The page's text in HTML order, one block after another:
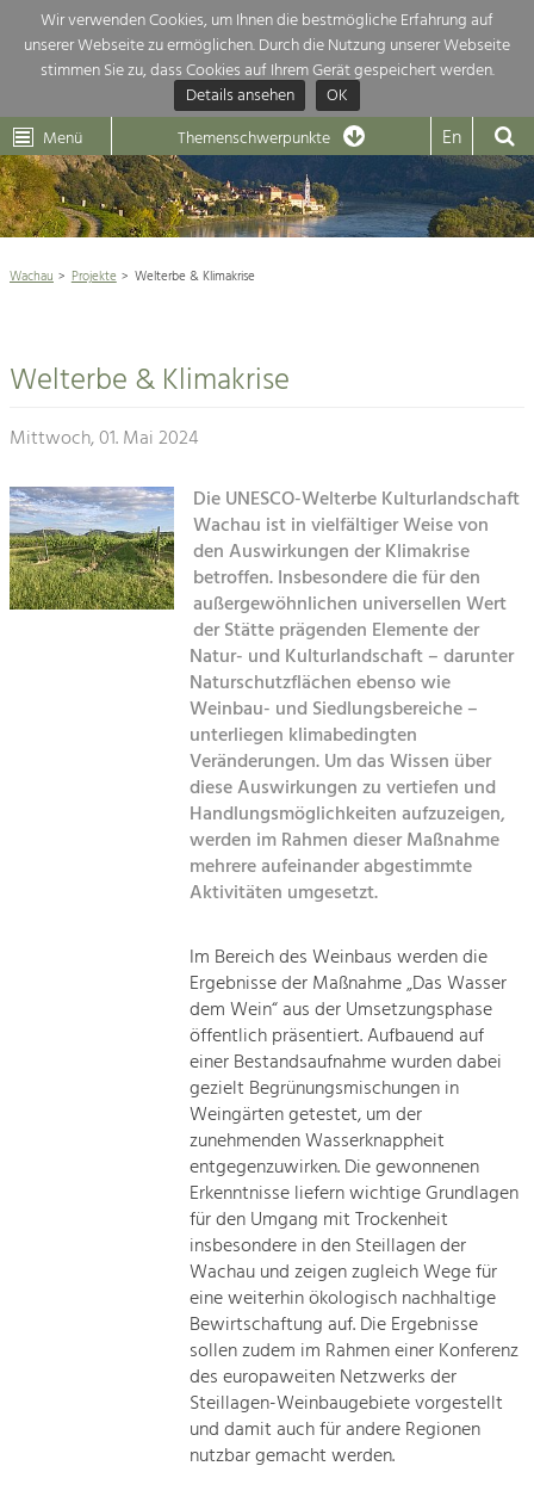
Wir verwenden Cookies, um Ihnen die bestmögliche Erfahrung auf
unserer Webseite zu ermöglichen. Durch die Nutzung unserer Webseite
stimmen Sie zu, dass Cookies auf Ihrem Gerät gespeichert werden.
Details ansehen
OK
Dunkelsteinerwald Klima
Menü Themenschwerpunkte En
Aktuelles
Weltkulturerbe Wachau 
Rückblick 25 Jahre Jubiläum
Architektur
Landwirtschaft & Tourismus
Projekte
Kirchen am Fluss
Themenübersicht
Die Regionalentwicklung in unserer Region ist sehr vielfältig. Deshalb
geben wir hier eine Übersicht über unsere Themenschwerpunkte. Für
mehr Informationen einfach das Thema anklicken und schon werden alle
Projekte in diesem Kontext angezeigt.
Natur- &
Baukultur
Land- & Forstwirtschaft
Bewirtschaftung und Pflege der
Kulturlandschaft.
Tourismus
Angebotsentwicklung und
Kunst & Kultur
Handwerk, Wissenschaft und Forschung.
Soziales, Bildung &
Gleichberechtigung, Jugend und
Mobilität & Energie
erneuerbare Energie
Steigerung regionaler Wertschöpfung
Wachau Projekte Welterbe & Klimakrise
Welterbe & Klimakrise
Mittwoch, 01. Mai 2024
Die UNESCO-Welterbe Kulturlandschaft
Wachau ist in vielfältiger Weise von
den Auswirkungen der Klimakrise
betroffen. Insbesondere die für den
außergewöhnlichen universellen Wert
der Stätte prägenden Elemente der
Natur- und Kulturlandschaft – darunter
Naturschutzflächen ebenso wie
Weinbau- und Siedlungsbereiche –
unterliegen klimabedingten
Veränderungen. Um das Wissen über
diese Auswirkungen zu vertiefen und
Handlungsmöglichkeiten aufzuzeigen,
werden im Rahmen dieser Maßnahme
mehrere aufeinander abgestimmte
Aktivitäten umgesetzt.
Im Bereich des Weinbaus werden die
Ergebnisse der Maßnahme „Das Wasser
dem Wein“ aus der Umsetzungsphase
öffentlich präsentiert. Aufbauend auf
einer Bestandsaufnahme wurden dabei
gezielt Begrünungsmischungen in
Weingärten getestet, um der
zunehmenden Wasserknappheit
entgegenzuwirken. Die gewonnenen
Erkenntnisse liefern wichtige Grundlagen
für den Umgang mit Trockenheit
insbesondere in den Steillagen der
Wachau und zeigen zugleich Wege für
eine weiterhin ökologisch nachhaltige
Bewirtschaftung auf. Die Ergebnisse
sollen zudem im Rahmen einer Konferenz
des europaweiten Netzwerks der
Steillagen-Weinbaugebiete vorgestellt
und damit auch für andere Regionen
nutzbar gemacht werden.